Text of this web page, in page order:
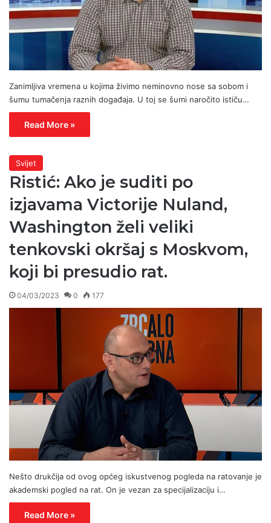
Zanimljiva vremena u kojima živimo neminovno nose sa sobom i
šumu tumačenja raznih događaja. U toj se šumi naročito ističu…
Read More »
Svijet
Ristić: Ako je suditi po
izjavama Victorije Nuland,
Washington želi veliki
tenkovski okršaj s Moskvom,
koji bi presudio rat.
04/03/2023 0 177
Nešto drukčija od ovog općeg iskustvenog pogleda na ratovanje je
akademski pogled na rat. On je vezan za specijalizaciju i…
Read More »